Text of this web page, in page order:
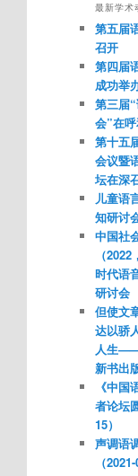
最新学术
第五届
召开
第四届
成功举
第三届
会”在
第十五
会议暨
坛在深
儿童语
知研讨
中国社
（
时代语
研讨会
但使文
达以骄
人生——
新书出
《中国
者论坛
15）
声调语
（